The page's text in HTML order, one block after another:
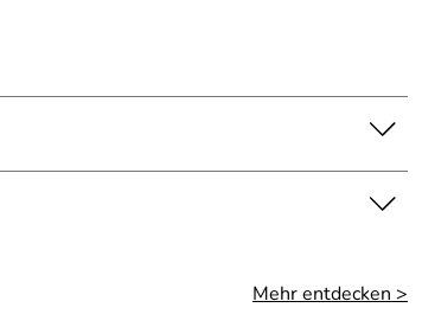
Mehr entdecken >